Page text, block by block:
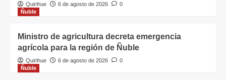
Quirihue 6 de agosto de 2026
0
Ñuble
Ministro de agricultura decreta emergencia
agrícola para la región de Ñuble
Quirihue 6 de agosto de 2026
0
Ñuble